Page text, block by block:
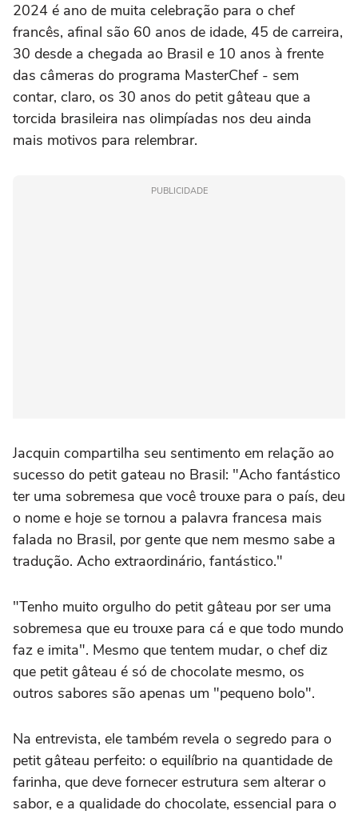
2024 é ano de muita celebração para o chef
francês, afinal são 60 anos de idade, 45 de carreira,
30 desde a chegada ao Brasil e 10 anos à frente
das câmeras do programa MasterChef - sem
contar, claro, os 30 anos do petit gâteau que a
torcida brasileira nas olimpíadas nos deu ainda
mais motivos para relembrar.
PUBLICIDADE
Jacquin compartilha seu sentimento em relação ao
sucesso do petit gateau no Brasil: "Acho fantástico
ter uma sobremesa que você trouxe para o país, deu
o nome e hoje se tornou a palavra francesa mais
falada no Brasil, por gente que nem mesmo sabe a
tradução. Acho extraordinário, fantástico."
"Tenho muito orgulho do petit gâteau por ser uma
sobremesa que eu trouxe para cá e que todo mundo
faz e imita". Mesmo que tentem mudar, o chef diz
que petit gâteau é só de chocolate mesmo, os
outros sabores são apenas um "pequeno bolo".
Na entrevista, ele também revela o segredo para o
petit gâteau perfeito: o equilíbrio na quantidade de
farinha, que deve fornecer estrutura sem alterar o
sabor, e a qualidade do chocolate, essencial para o